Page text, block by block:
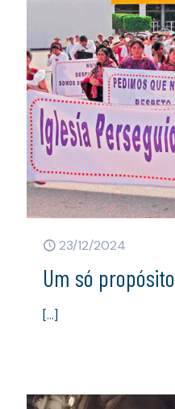
23/12/2024
Um só propósito
[…]